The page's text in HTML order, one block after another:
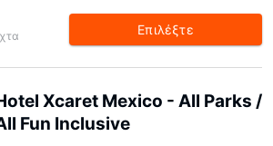
Επιλέξτε
Xcaret Mexico - All Parks /
Fun Inclusive